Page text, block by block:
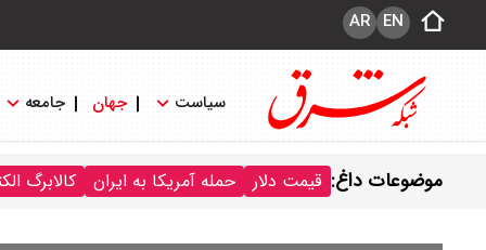
EN
AR
سیاست جهان جامعه
موضوعات داغ: قیمت دلار حمله آمریکا به ایران کالابرگ